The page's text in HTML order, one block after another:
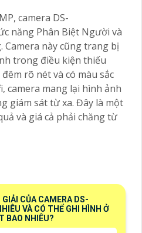
camera DS-
năng Phân Biệt Người và
Camera này cũng trang bị
trong điều kiện thiếu
rõ nét và có màu sắc
camera mang lại hình ảnh
giám sát từ xa. Đây là một
và giá cả phải chăng từ
CỦA CAMERA DS-
VÀ CÓ THỂ GHI HÌNH Ở
BAO NHIÊU?